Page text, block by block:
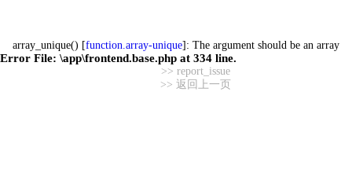
array_unique() [function.array-unique]: The argument should be an array
Error File: \app\frontend.base.php at 334 line.
>> report_issue
>> 返回上一页